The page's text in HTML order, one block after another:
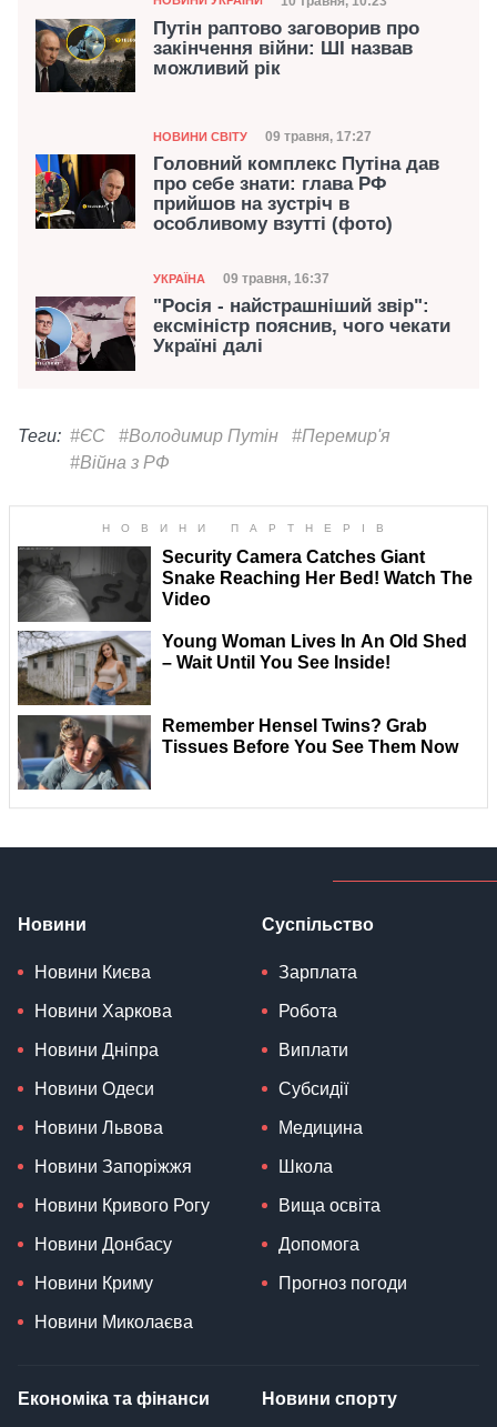
Путін раптово заговорив про
закінчення війни: ШІ назвав
можливий рік
Категорія
НОВИНИ СВІТУ Дата публікації
09 травня, 17:27
Головний комплекс Путіна дав
про себе знати: глава РФ
прийшов на зустріч в
особливому взутті (фото)
Категорія
УКРАЇНА Дата публікації
09 травня, 16:37
"Росія - найстрашніший звір":
ексміністр пояснив, чого чекати
Україні далі
Теги: #ЄС #Володимир Путін
#Перемир'я
#Війна з РФ
Новини
Новини Києва
Новини Харкова
Новини Дніпра
Новини Одеси
Новини Львова
Новини Запоріжжя
Новини Кривого Рогу
Новини Донбасу
Новини Криму
Новини Миколаєва
Суспільство
Зарплата
Робота
Виплати
Субсидії
Медицина
Школа
Вища освіта
Допомога
Прогноз погоди
Економіка та фінанси Новини спорту